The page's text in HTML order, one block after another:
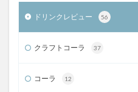
ドリンクレビュー 56
クラフトコーラ 37
コーラ 12